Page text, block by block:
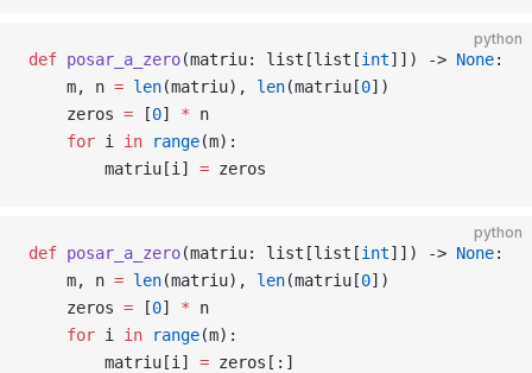
python
def posar_a_zero(matriu: list[list[int]]) -> None:
    m, n
= len(matriu), len(matriu[0])
    zeros
= [0] * n
    for
i in range(m):
        matriu[i]
= zeros
python
def posar_a_zero(matriu: list[list[int]]) -> None:
    m, n
= len(matriu), len(matriu[0])
    zeros
= [0] * n
    for
i in range(m):
        matriu[i]
= zeros[:]